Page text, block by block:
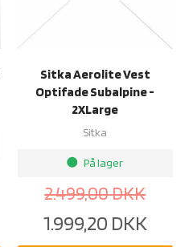
Sitka Aerolite Vest
Optifade Subalpine -
2XLarge
Sitka
brightness_1 På lager
2.499,00DKK
1.999,20 DKK